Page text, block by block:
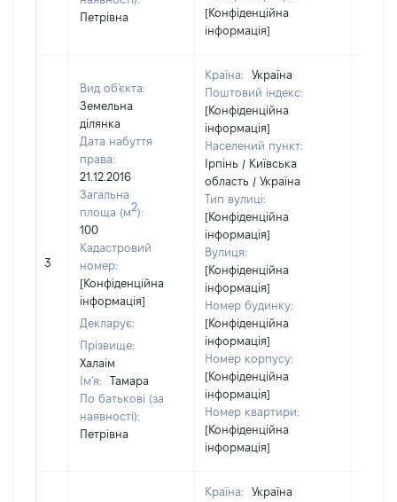
Петрівна
[Конфіденційна
інформація]
3
Вид об'єкта:
Земельна
ділянка
Дата набуття
права:
21.12.2016
Загальна
площа (м2):
100
Кадастровий
номер:
[Конфіденційна
інформація]
Декларує:
Прізвище:
Халаім
Ім'я:
Тамара
По батькові (за
наявності):
Петрівна
Країна:
Україна
Поштовий індекс:
[Конфіденційна
інформація]
Населений пункт:
Ірпінь / Київська
область / Україна
Тип вулиці:
[Конфіденційна
інформація]
Вулиця:
[Конфіденційна
інформація]
Номер будинку:
[Конфіденційна
інформація]
Номер корпусу:
[Конфіденційна
інформація]
Номер квартири:
[Конфіденційна
інформація]
Країна:
Україна